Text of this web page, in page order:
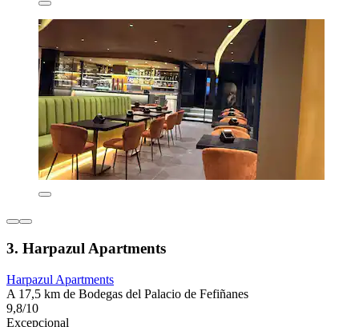
3. Harpazul Apartments
Harpazul Apartments
A 17,5 km de Bodegas del Palacio de Fefiñanes
9,8/10
Excepcional